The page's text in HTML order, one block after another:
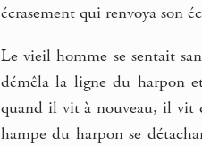
écrasement qui renvoya son
Le vieil homme se sentait
démêla la ligne du harpon
quand il vit à nouveau, il vit
hampe du harpon se